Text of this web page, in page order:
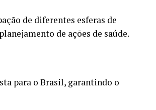
de diferentes esferas de
de ações de saúde.
para o Brasil, garantindo o